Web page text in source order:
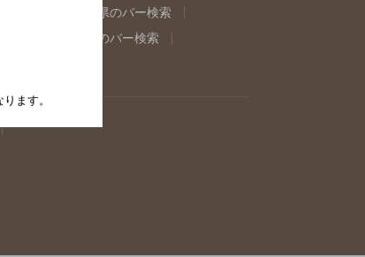
島根県のバー検索
佐賀県のバー検索
ます。